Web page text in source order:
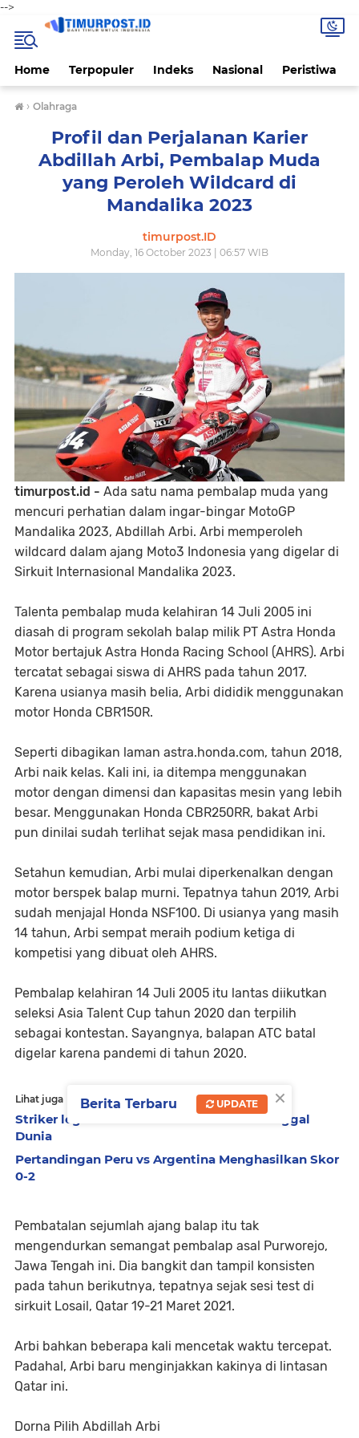
-->
Home Terpopuler Indeks Nasional Peristiwa
› Olahraga
Profil dan Perjalanan Karier
Abdillah Arbi, Pembalap Muda
yang Peroleh Wildcard di
Mandalika 2023
timurpost.ID
Monday, 16 October 2023 | 06:57 WIB
timurpost.id - Ada satu nama pembalap muda yang
mencuri perhatian dalam ingar-bingar MotoGP
Mandalika 2023, Abdillah Arbi. Arbi memperoleh
wildcard dalam ajang Moto3 Indonesia yang digelar di
Sirkuit Internasional Mandalika 2023.
Talenta pembalap muda kelahiran 14 Juli 2005 ini
diasah di program sekolah balap milik PT Astra Honda
Motor bertajuk Astra Honda Racing School (AHRS). Arbi
tercatat sebagai siswa di AHRS pada tahun 2017.
Karena usianya masih belia, Arbi dididik menggunakan
motor Honda CBR150R.
Seperti dibagikan laman astra.honda.com, tahun 2018,
Arbi naik kelas. Kali ini, ia ditempa menggunakan
motor dengan dimensi dan kapasitas mesin yang lebih
besar. Menggunakan Honda CBR250RR, bakat Arbi
pun dinilai sudah terlihat sejak masa pendidikan ini.
Setahun kemudian, Arbi mulai diperkenalkan dengan
motor berspek balap murni. Tepatnya tahun 2019, Arbi
sudah menjajal Honda NSF100. Di usianya yang masih
14 tahun, Arbi sempat meraih podium ketiga di
kompetisi yang dibuat oleh AHRS.
Pembalap kelahiran 14 Juli 2005 itu lantas diikutkan
seleksi Asia Talent Cup tahun 2020 dan terpilih
sebagai kontestan. Sayangnya, balapan ATC batal
digelar karena pandemi di tahun 2020.
Lihat juga
Striker legendaris Timnas Indonesia Meninggal
Dunia
Pertandingan Peru vs Argentina Menghasilkan Skor
0-2
Pembatalan sejumlah ajang balap itu tak
mengendurkan semangat pembalap asal Purworejo,
Jawa Tengah ini. Dia bangkit dan tampil konsisten
pada tahun berikutnya, tepatnya sejak sesi test di
sirkuit Losail, Qatar 19-21 Maret 2021.
Arbi bahkan beberapa kali mencetak waktu tercepat.
Padahal, Arbi baru menginjakkan kakinya di lintasan
Qatar ini.
Dorna Pilih Abdillah Arbi
×
Berita Terbaru UPDATE